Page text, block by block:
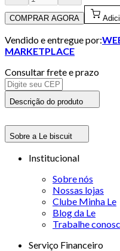
COMPRAR AGORA
Vendido e entregue por:
MARKETPLACE
Consultar frete e prazo
Descrição do produto
Sobre a Le biscuit
Institucional
Sobre nós
Nossas lojas
Clube Minha Le
Blog da Le
Trabalhe
Serviço Financeiro